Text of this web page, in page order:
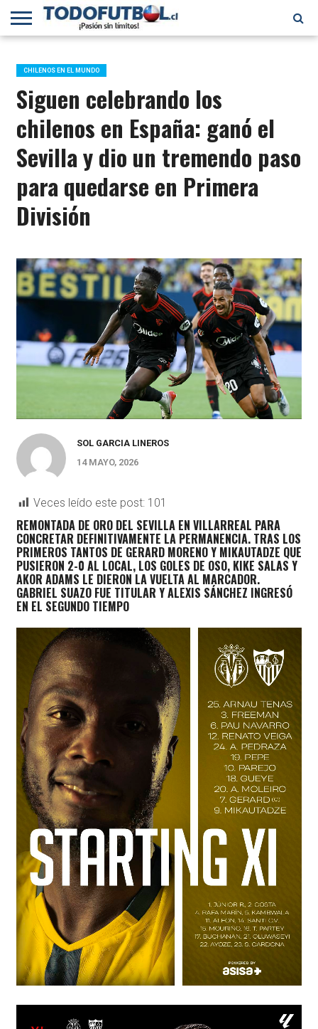
PRIMERA
B
SELECCIÓN
CHILENA
CHILENOS
EN EL
MUNDO
FÚTBOL
INTERNACIONAL
CHILENOS EN EL MUNDO
Siguen celebrando los
chilenos en España: ganó el
Sevilla y dio un tremendo paso
para quedarse en Primera
División
SOL GARCIA LINEROS
14 MAYO, 2026
Veces leído este post: 101
REMONTADA DE ORO DEL SEVILLA EN VILLARREAL PARA
CONCRETAR DEFINITIVAMENTE LA PERMANENCIA. TRAS LOS
PRIMEROS TANTOS DE GERARD MORENO Y MIKAUTADZE QUE
PUSIERON 2-0 AL LOCAL, LOS GOLES DE OSO, KIKE SALAS Y
AKOR ADAMS LE DIERON LA VUELTA AL MARCADOR.
GABRIEL SUAZO FUE TITULAR Y ALEXIS SÁNCHEZ INGRESÓ
EN EL SEGUNDO TIEMPO